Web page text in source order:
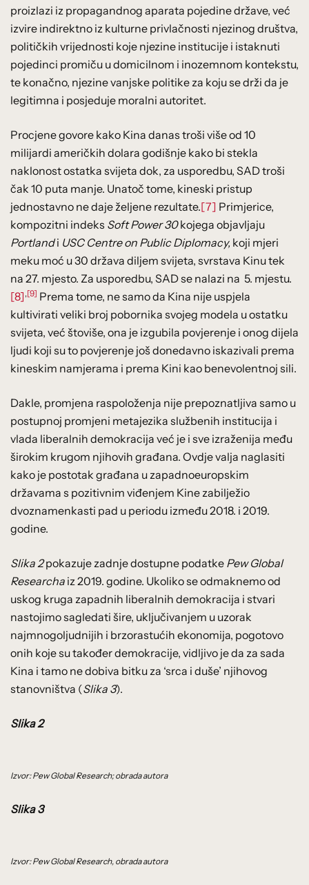
proizlazi iz propagandnog aparata pojedine države, već
izvire indirektno iz kulturne privlačnosti njezinog društva,
političkih vrijednosti koje njezine institucije i istaknuti
pojedinci promiču u domicilnom i inozemnom kontekstu,
te konačno, njezine vanjske politike za koju se drži da je
legitimna i posjeduje moralni autoritet.
Procjene govore kako Kina danas troši više od 10
milijardi američkih dolara godišnje kako bi stekla
naklonost ostatka svijeta dok, za usporedbu, SAD troši
čak 10 puta manje. Unatoč tome, kineski pristup
jednostavno ne daje željene rezultate.[7] Primjerice,
kompozitni indeks Soft Power 30kojega objavljaju
Portlandi USC Centre on Public Diplomacy, koji mjeri
meku moć u 30 država diljem svijeta, svrstava Kinu tek
na 27. mjesto. Za usporedbu, SAD se nalazi na 5. mjestu.
[8] ,[9] Prema tome, ne samo da Kina nije uspjela
kultivirati veliki broj pobornika svojeg modela u ostatku
svijeta, već štoviše, ona je izgubila povjerenje i onog dijela
ljudi koji su to povjerenje još donedavno iskazivali prema
kineskim namjerama i prema Kini kao benevolentnoj sili.
Dakle, promjena raspoloženja nije prepoznatljiva samo u
postupnoj promjeni metajezika službenih institucija i
vlada liberalnih demokracija već je i sve izraženija među
širokim krugom njihovih građana. Ovdje valja naglasiti
kako je postotak građana u zapadnoeuropskim
državama s pozitivnim viđenjem Kine zabilježio
dvoznamenkasti pad u periodu između 2018. i 2019.
godine.
Slika 2pokazuje zadnje dostupne podatke Pew Global
Researcha iz 2019. godine. Ukoliko se odmaknemo od
uskog kruga zapadnih liberalnih demokracija i stvari
nastojimo sagledati šire, uključivanjem u uzorak
najmnogoljudnijih i brzorastućih ekonomija, pogotovo
onih koje su također demokracije, vidljivo je da za sada
Kina i tamo ne dobiva bitku za ‘srca i duše’ njihovog
stanovništva (Slika 3).
Slika 2
Izvor: Pew Global Research; obrada autora
Slika 3
Izvor: Pew Global Research, obrada autora